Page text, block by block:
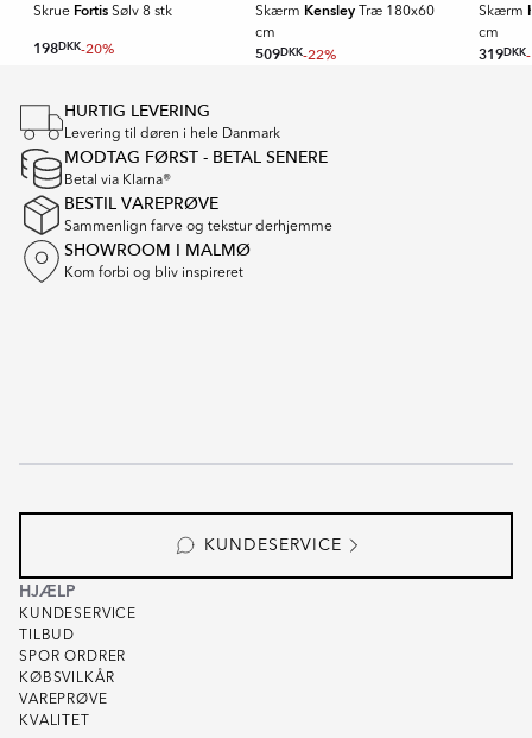
Skrue Fortis Sølv 8 stk
198DKK-20%
Skærm Kensley Træ 180x60
cm
509DKK-22%
Skærm
cm
319DKK
1
of
16
HURTIG LEVERING
Levering til døren i hele Danmark
MODTAG FØRST - BETAL SENERE
Betal via Klarna®
BESTIL VAREPRØVE
Sammenlign farve og tekstur derhjemme
SHOWROOM I MALMØ
Kom forbi og bliv inspireret
KUNDESERVICE
HJÆLP
KUNDESERVICE
TILBUD
SPOR ORDRER
KØBSVILKÅR
VAREPRØVE
KVALITET